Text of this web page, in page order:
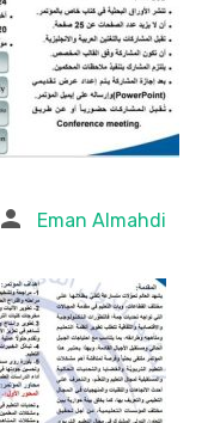
Eman Almahdi